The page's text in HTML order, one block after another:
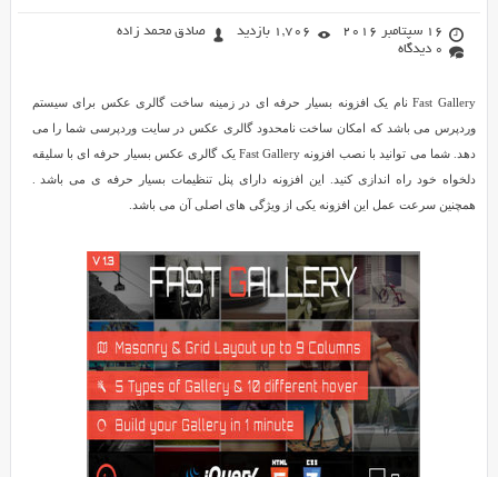
16 سپتامبر 2016 1,706 بازدید
صادق محمد زاده
0 دیدگاه
Fast Gallery نام یک افزونه بسیار حرفه ای در زمینه ساخت گالری عکس برای سیستم
وردپرس می باشد که امکان ساخت نامحدود گالری عکس در سایت وردپرسی شما را می
دهد. شما می توانید با نصب افزونه Fast Gallery یک گالری عکس بسیار حرفه ای با سلیقه
دلخواه خود راه اندازی کنید. این افزونه دارای پنل تنظیمات بسیار حرفه ی می باشد .
همچنین سرعت عمل این افزونه یکی از ویژگی های اصلی آن می باشد.